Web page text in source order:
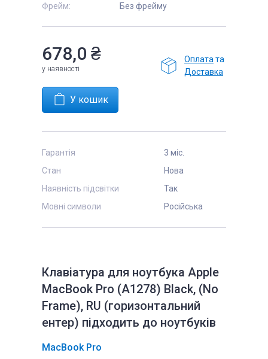
Фрейм:
Без фрейму
678,0 ₴
у наявності
Оплата та
Доставка
Гарантія
3 міс.
Стан
Нова
Наявність підсвітки
Так
Мовні символи
Російська
Клавіатура для ноутбука Apple
MacBook Pro (A1278) Black, (No
Frame), RU (горизонтальний
ентер) підходить до ноутбуків
MacBook Pro